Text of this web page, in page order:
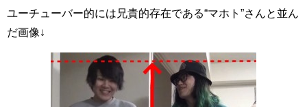
ユーチューバー的には兄貴的存在である“マホト”さんと並ん
だ画像↓